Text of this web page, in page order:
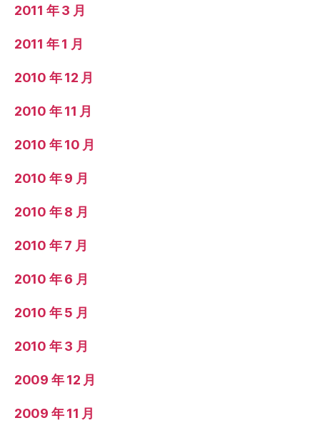
2011 年 3 月
2011 年 1 月
2010 年 12 月
2010 年 11 月
2010 年 10 月
2010 年 9 月
2010 年 8 月
2010 年 7 月
2010 年 6 月
2010 年 5 月
2010 年 3 月
2009 年 12 月
2009 年 11 月